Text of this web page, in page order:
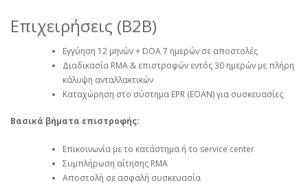
Επιχειρήσεις (B2B)
Εγγύηση 12 μηνών + DOA 7 ημερών σε αποστολές
Διαδικασία RMA & επιστροφών εντός 30 ημερών με πλήρη
κάλυψη ανταλλακτικών
Καταχώρηση στο σύστημα EPR (EOAN) για συσκευασίες
Βασικά βήματα επιστροφής:
Επικοινωνία με το κατάστημα ή το service center
Συμπλήρωση αίτησης RMA
Αποστολή σε ασφαλή συσκευασία